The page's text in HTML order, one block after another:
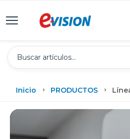
Inicio PRODUCTOS